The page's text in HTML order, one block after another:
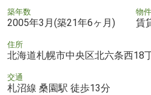
築年数
2005年3月(築21年6ヶ月)
物
賃
住所
北海道札幌市中央区北六条西18
交通
札沼線 桑園駅 徒歩13分